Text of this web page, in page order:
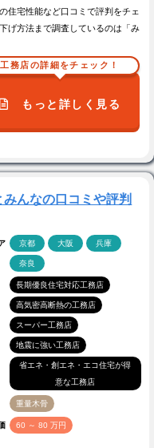
住宅性能など口コミで評判をチェ
げ方法まで調査しているのは「み
工務店の詳細をチェック！
もっと詳しく見る
んなの口コミや評判
京都 大阪 兵庫
奈良
長期優良住宅対応工務店
高気密高断熱の工務店
スーパー工務店
地震に強い工務店
省エネ・創エネ・エコ住宅が得
意な工務店
重量木骨
60 ～ 80 万円